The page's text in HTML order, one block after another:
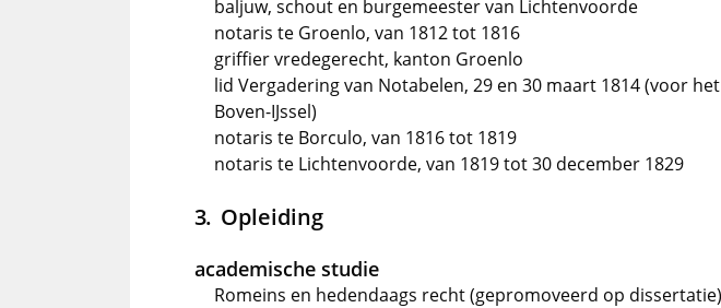
baljuw, schout en burgemeester van Lichtenvoorde
notaris te Groenlo, van 1812 tot 1816
griffier vredegerecht, kanton Groenlo
lid Vergadering van Notabelen, 29 en 30 maart 1814 (voor
Boven-IJssel)
notaris te Borculo, van 1816 tot 1819
notaris te Lichtenvoorde, van 1819 tot 30 december 1829
Opleiding
academische studie
Romeins en hedendaags recht (gepromoveerd op